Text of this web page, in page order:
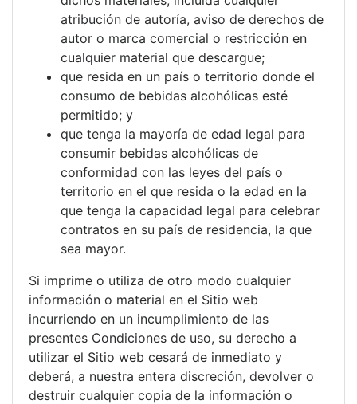
atribución de autoría, aviso de derechos de
autor o marca comercial o restricción en
cualquier material que descargue;
que resida en un país o territorio donde el
consumo de bebidas alcohólicas esté
permitido; y
que tenga la mayoría de edad legal para
consumir bebidas alcohólicas de
conformidad con las leyes del país o
territorio en el que resida o la edad en la
que tenga la capacidad legal para celebrar
contratos en su país de residencia, la que
sea mayor.
Si imprime o utiliza de otro modo cualquier
información o material en el Sitio web
incurriendo en un incumplimiento de las
presentes Condiciones de uso, su derecho a
utilizar el Sitio web cesará de inmediato y
deberá, a nuestra entera discreción, devolver o
destruir cualquier copia de la información o